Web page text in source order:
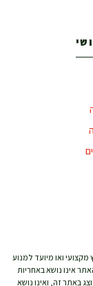
מקצועי ואו מיועד למנוע
אינו נושא באחריות
באתר זה, ואינו נושא